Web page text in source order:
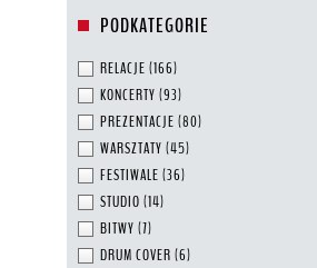
PODKATEGORIE
RELACJE (166)
KONCERTY (93)
PREZENTACJE (80)
WARSZTATY (45)
FESTIWALE (36)
STUDIO (14)
BITWY (7)
DRUM COVER (6)